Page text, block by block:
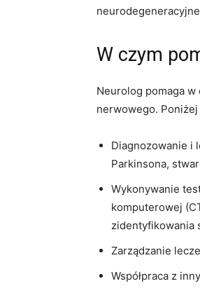
W czym
Neurolog pomaga
nerwowego.
Diagnozowanie i
Parkinsona,
Wykonywanie
komputerowej
zidentyfikowania
Zarządzanie
Współpraca z